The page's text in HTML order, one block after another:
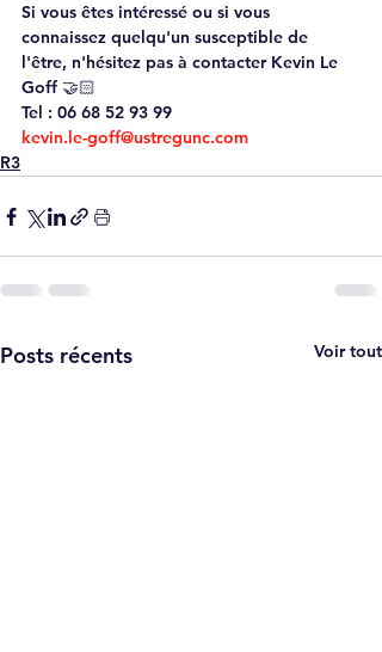
Si vous êtes intéressé ou si vous
connaissez quelqu'un susceptible de
l'être, n'hésitez pas à contacter Kevin Le
Goff 🤝🏻
Tel : 06 68 52 93 99
kevin.le-goff@ustregunc.com
R3
Posts récents Voir tout